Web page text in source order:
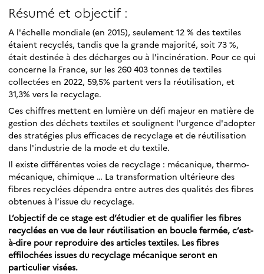
Résumé et objectif :
A l'échelle mondiale (en 2015), seulement 12 % des textiles
étaient recyclés, tandis que la grande majorité, soit 73 %,
était destinée à des décharges ou à l'incinération. Pour ce qui
concerne la France, sur les 260 403 tonnes de textiles
collectées en 2022, 59,5% partent vers la réutilisation, et
31,3% vers le recyclage.
Ces chiffres mettent en lumière un défi majeur en matière de
gestion des déchets textiles et soulignent l'urgence d'adopter
des stratégies plus efficaces de recyclage et de réutilisation
dans l'industrie de la mode et du textile.
Il existe différentes voies de recyclage : mécanique, thermo-
mécanique, chimique … La transformation ultérieure des
fibres recyclées dépendra entre autres des qualités des fibres
obtenues à l’issue du recyclage.
L’objectif de ce stage est d’étudier et de qualifier les fibres
recyclées en vue de leur réutilisation en boucle fermée, c’est-
à-dire pour reproduire des articles textiles. Les fibres
effilochées issues du recyclage mécanique seront en
particulier visées.